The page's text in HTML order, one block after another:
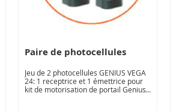
Paire de photocellules
Jeu de 2 photocellules GENIUS VEGA
24: 1 receptrice et 1 émettrice pour
kit de motorisation de portail Genius